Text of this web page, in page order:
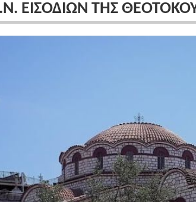
ΕΙΣΟΔΙΩΝ ΤΗΣ